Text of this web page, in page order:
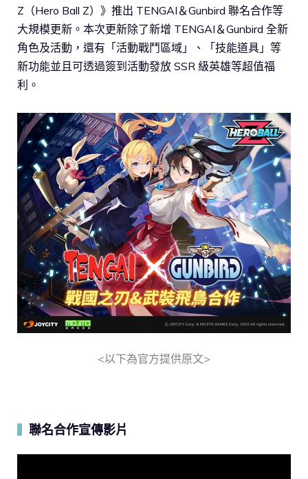
Z（Hero Ball Z）》推出 TENGAI＆Gunbird 聯名合作等
大規模更新。本次更新除了新增 TENGAI＆Gunbird 全新
角色及活動，還有「活動戰鬥區域」、「技能道具」等
新功能並且可透過簽到活動發放 SSR 級英雄等超值福
利。
<以下為官方提供原文>
聯名合作宣傳影片